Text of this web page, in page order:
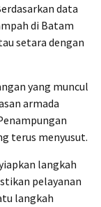
data
di Batam
setara dengan
yang muncul
armada
terus menyusut.
langkah
pelayanan
langkah